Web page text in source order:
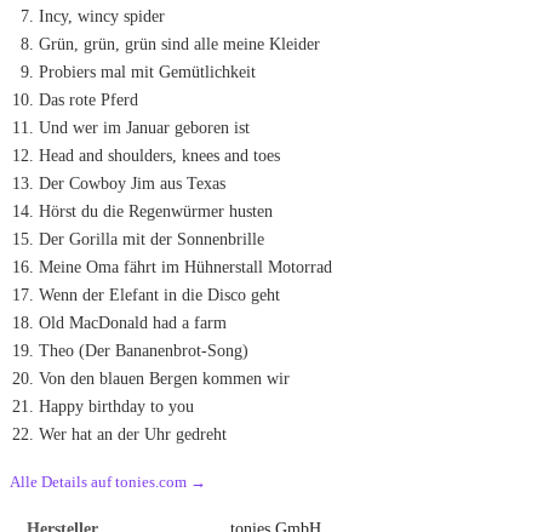
Incy, wincy spider
Grün, grün, grün sind alle meine Kleider
Probiers mal mit Gemütlichkeit
Das rote Pferd
Und wer im Januar geboren ist
Head and shoulders, knees and toes
Der Cowboy Jim aus Texas
Hörst du die Regenwürmer husten
Der Gorilla mit der Sonnenbrille
Meine Oma fährt im Hühnerstall Motorrad
Wenn der Elefant in die Disco geht
Old MacDonald had a farm
Theo (Der Bananenbrot-Song)
Von den blauen Bergen kommen wir
Happy birthday to you
Wer hat an der Uhr gedreht
Alle Details auf tonies.com →